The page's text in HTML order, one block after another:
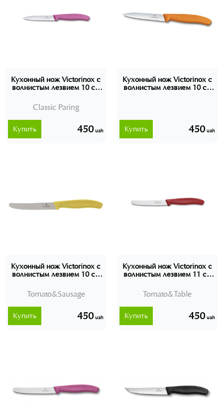
Кухонный нож Victorinox с
волнистым лезвием 10 см
Швейцария
Classic Paring
450 uah
Купить
Кухонный нож Victorinox с
волнистым лезвием 10 см
450 uah
Купить
Кухонный нож Victorinox с
волнистым лезвием 10 см
67836.L118 Швейцария
Tomato&Sausage
450 uah
Купить
Кухонный нож Victorinox с
волнистым лезвием 11 см
6.7831 Швейцария
Tomato&Table
450 uah
Купить